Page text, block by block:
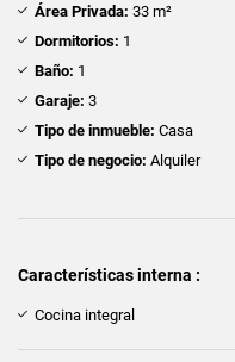
Área Privada: 33 m²
Dormitorios: 1
Baño: 1
Garaje: 3
Tipo de inmueble: Casa
Tipo de negocio: Alquiler
Características interna :
Cocina integral